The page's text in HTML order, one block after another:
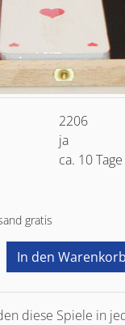
2206
ja
ca. 10 Tage
gratis
diese Spiele in